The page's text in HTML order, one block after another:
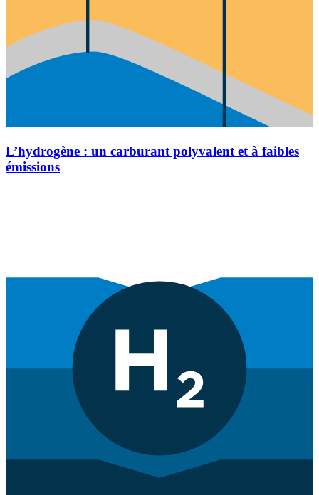
L’hydrogène : un carburant polyvalent et à faibles
émissions